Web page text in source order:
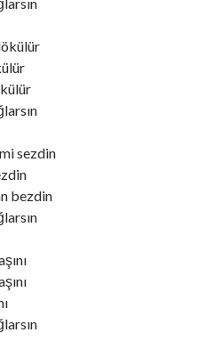
sezdin
bezdin